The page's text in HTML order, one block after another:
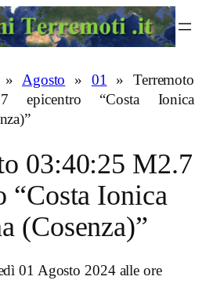
Agosto » 01 » Terremoto
epicentro “Costa Ionica
03:40:25 M2.7
“Costa Ionica
(Cosenza)”
01 Agosto 2024 alle ore